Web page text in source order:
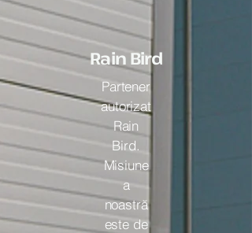
Rain Bird
Partener
autorizat
Rain
Bird.
Misiune
a
noastră
este de